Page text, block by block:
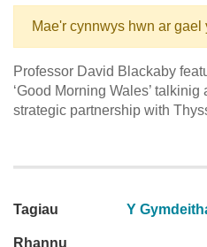
Mae'r cynnwys hwn ar
Professor David Blackaby
‘Good Morning Wales’ talkinig
strategic partnership with
Tagiau Y
Rhannu